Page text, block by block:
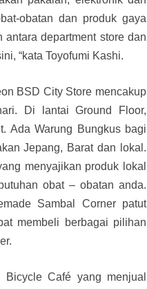
obatan dan produk gaya
department store dan
“kata Toyofumi Kashi.
BSD City Store mencakup
Di lantai Ground Floor,
Ada Warung Bungkus bagi
Jepang, Barat dan lokal.
menyajikan produk lokal
obat – obatan anda.
Sambal Corner patut
membeli berbagai pilihan
Café yang menjual